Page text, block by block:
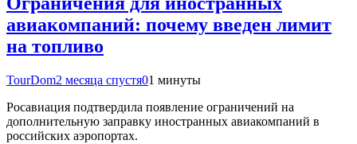
авиакомпаний: почему введен лимит
на топливо
TourDom2 месяца спустя01 минуты
Росавиация подтвердила появление ограничений на
дополнительную заправку иностранных авиакомпаний в
российских аэропортах.